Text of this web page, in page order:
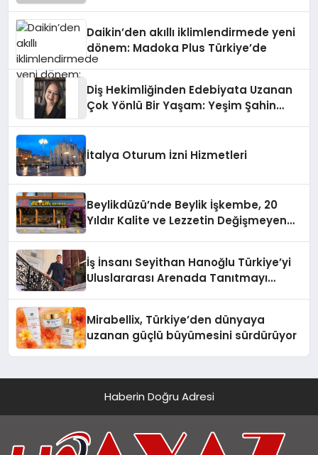
Daikin’den akıllı iklimlendirmede yeni
dönem: Madoka Plus Türkiye’de
Diş Hekimliğinden Edebiyata Uzanan
Çok Yönlü Bir Yaşam: Yeşim Şahin
İtalya Oturum İzni Hizmetleri
Beylikdüzü’nde Beylik İşkembe, 20
Yıldır Kalite ve Lezzetin Değişmeyen
İş İnsanı Seyithan Hanoğlu Türkiye’yi
Uluslararası Arenada Tanıtmayı
Mirabellix, Türkiye’den dünyaya
uzanan güçlü büyümesini sürdürüyor
Haberin Doğru Adresi